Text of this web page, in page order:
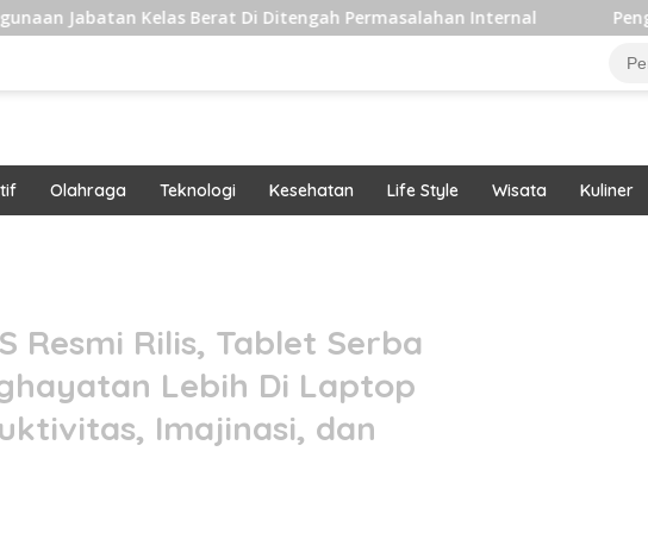
Berat Di Ditengah Permasalahan Internal Pengiriman Hijau
Olahraga Teknologi Kesehatan Life Style Wisata Kuliner
Resmi Rilis, Tablet Serba
Lebih Di Laptop
Imajinasi, dan